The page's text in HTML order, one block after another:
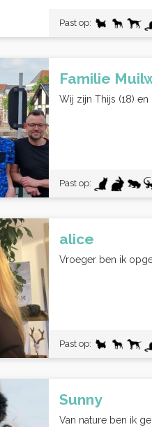
Past op:
Familie
Wij zijn Thijs (18) en
Past op:
alice
Vroeger ben ik
Past op:
Sunny
Van nature ben ik